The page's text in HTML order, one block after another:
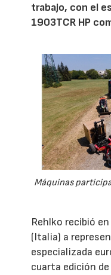
trabajo, con el
1903TCR HP
Máquinas
Rehlko recibió
(Italia) a
especializada
cuarta edición